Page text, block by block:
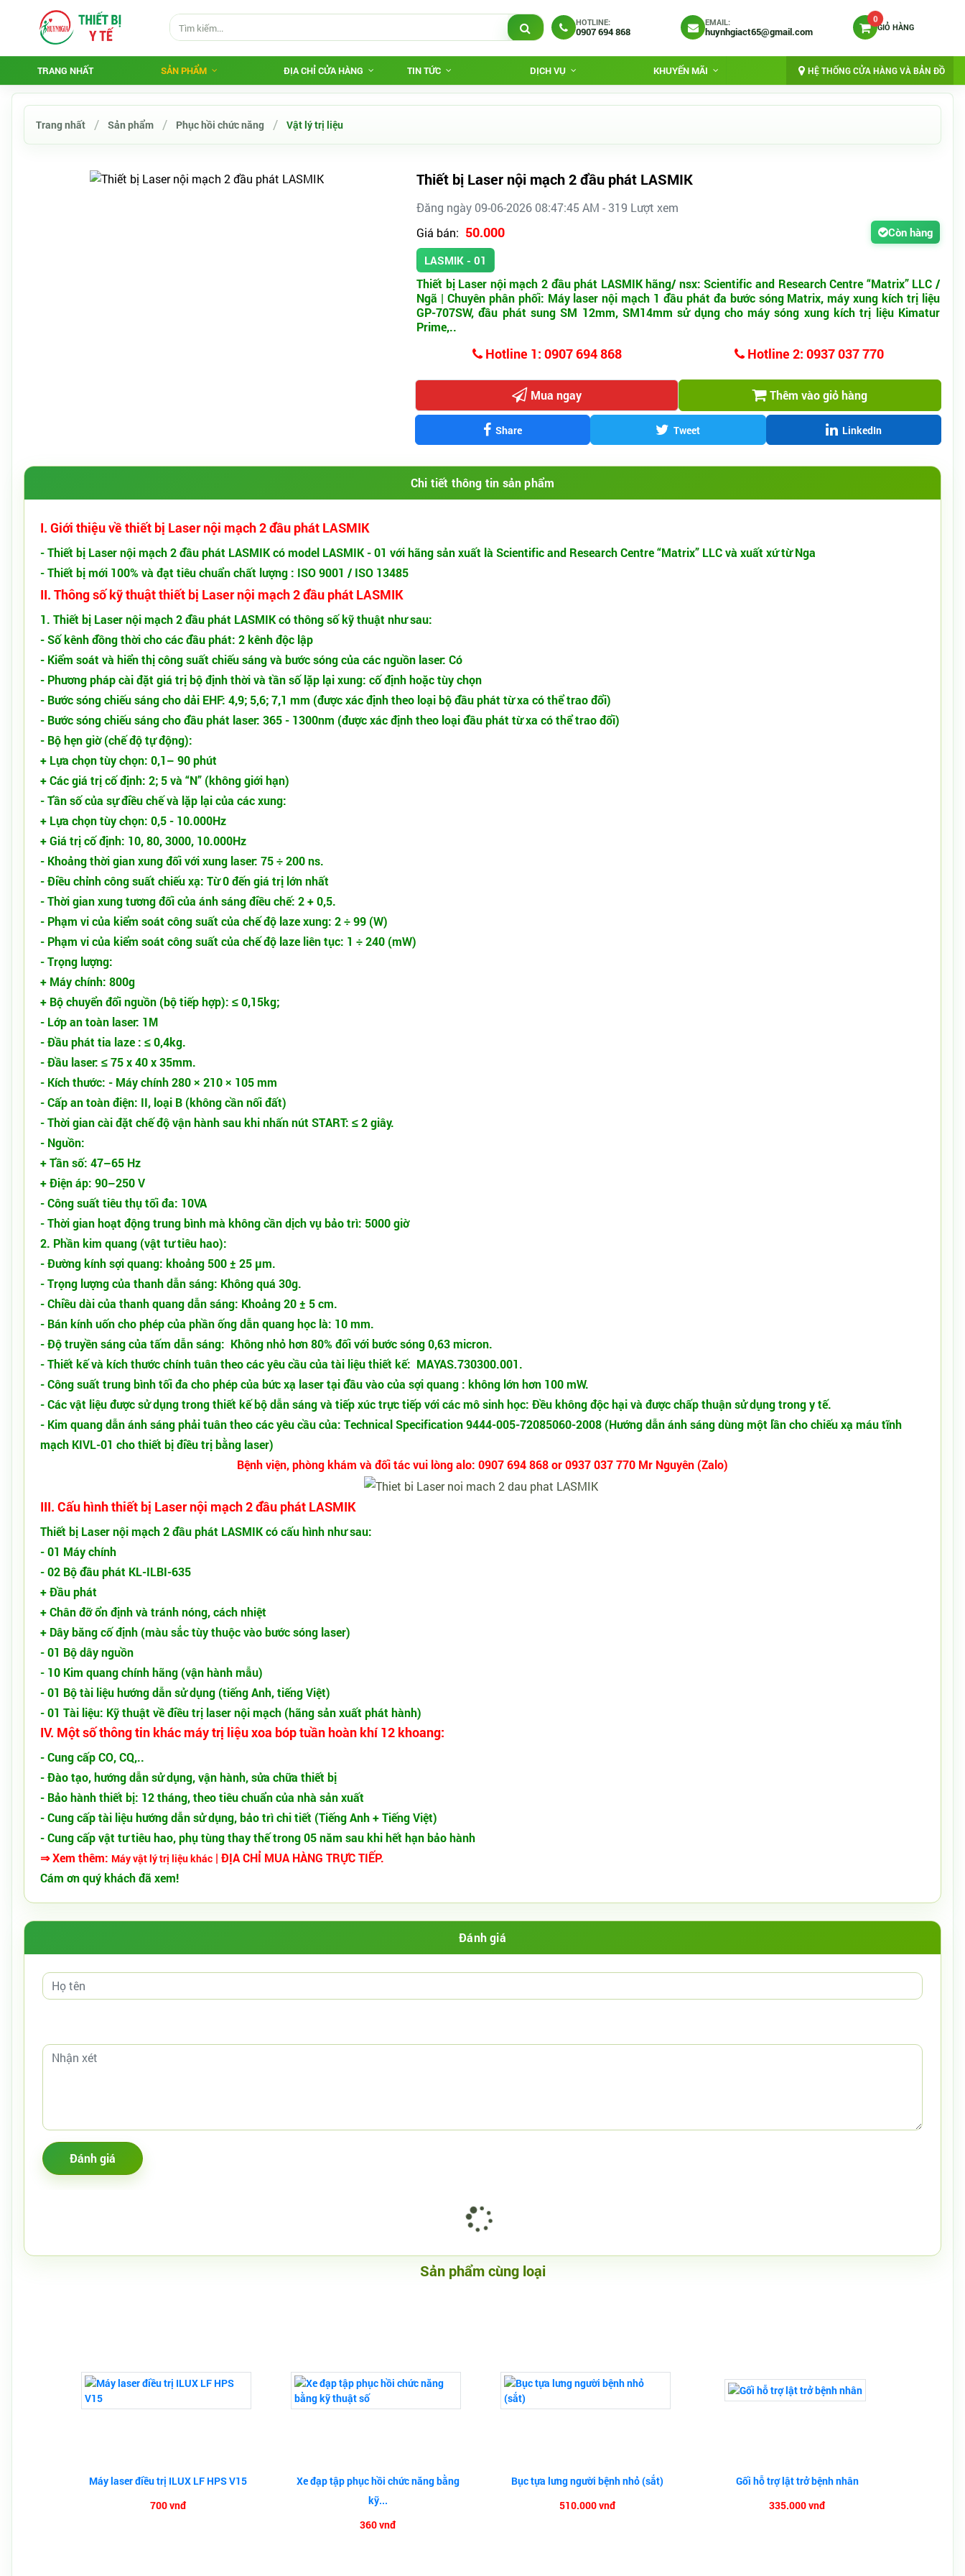
HOTLINE:
0907 694 868
EMAIL:
huynhgiact65@gmail.com
0
GIỎ HÀNG
TRANG NHẤT SẢN PHẨM ĐỊA CHỈ CỬA HÀNG TIN TỨC DỊCH VỤ KHUYẾN MÃI HỆ THỐNG CỬA HÀNG VÀ BẢN ĐỒ
Trang nhất Sản phẩm Phục hồi chức năng Vật lý trị liệu
Thiết bị Laser nội mạch 2 đầu phát LASMIK
Đăng ngày 09-06-2026 08:47:45 AM - 319 Lượt xem
Giá bán: 50.000
Còn hàng
LASMIK - 01
Thiết bị Laser nội mạch 2 đầu phát LASMIK hãng/ nsx: Scientific and Research Centre “Matrix” LLC /
Ngã | Chuyên phân phối: Máy laser nội mạch 1 đầu phát đa bước sóng Matrix, máy xung kích trị liệu
GP-707SW, đầu phát sung SM 12mm, SM14mm sử dụng cho máy sóng xung kích trị liệu Kimatur
Prime,..
Hotline 1: 0907 694 868 Hotline 2: 0937 037 770
Mua ngay Thêm vào giỏ hàng
Share Tweet LinkedIn
Chi tiết thông tin sản phẩm
I. Giới thiệu về thiết bị Laser nội mạch 2 đầu phát LASMIK
- Thiết bị Laser nội mạch 2 đầu phát LASMIK có model LASMIK - 01 với hãng sản xuất là Scientific and Research Centre “Matrix” LLC và xuất xứ từ Nga
- Thiết bị mới 100% và đạt tiêu chuẩn chất lượng : ISO 9001 / ISO 13485
II. Thông số kỹ thuật thiết bị Laser nội mạch 2 đầu phát LASMIK
1. Thiết bị Laser nội mạch 2 đầu phát LASMIK có thông số kỹ thuật như sau:
- Số kênh đồng thời cho các đầu phát: 2 kênh độc lập
- Kiểm soát và hiển thị công suất chiếu sáng và bước sóng của các nguồn laser: Có
- Phương pháp cài đặt giá trị bộ định thời và tần số lặp lại xung: cố định hoặc tùy chọn
- Bước sóng chiếu sáng cho dải EHF: 4,9; 5,6; 7,1 mm (được xác định theo loại bộ đầu phát từ xa có thể trao đổi)
- Bước sóng chiếu sáng cho đầu phát laser: 365 - 1300nm (được xác định theo loại đầu phát từ xa có thể trao đổi)
- Bộ hẹn giờ (chế độ tự động):
+ Lựa chọn tùy chọn: 0,1– 90 phút
+ Các giá trị cố định: 2; 5 và “N” (không giới hạn)
- Tần số của sự điều chế và lặp lại của các xung:
+ Lựa chọn tùy chọn: 0,5 - 10.000Hz
+ Giá trị cố định: 10, 80, 3000, 10.000Hz
- Khoảng thời gian xung đối với xung laser: 75 ÷ 200 ns.
- Điều chỉnh công suất chiếu xạ: Từ 0 đến giá trị lớn nhất
- Thời gian xung tương đối của ánh sáng điều chế: 2 + 0,5.
- Phạm vi của kiểm soát công suất của chế độ laze xung: 2 ÷ 99 (W)
- Phạm vi của kiểm soát công suất của chế độ laze liên tục: 1 ÷ 240 (mW)
- Trọng lượng:
+ Máy chính: 800g
+ Bộ chuyển đổi nguồn (bộ tiếp hợp): ≤ 0,15kg;
- Lớp an toàn laser: 1М
- Đầu phát tia laze : ≤ 0,4kg.
- Đầu laser: ≤ 75 x 40 x 35mm.
- Kích thước: - Máy chính 280 × 210 × 105 mm
- Cấp an toàn điện: II, loại B (không cần nối đất)
- Thời gian cài đặt chế độ vận hành sau khi nhấn nút START: ≤ 2 giây.
- Nguồn:
+ Tần số: 47–65 Hz
+ Điện áp: 90–250 V
- Công suất tiêu thụ tối đa: 10VA
- Thời gian hoạt động trung bình mà không cần dịch vụ bảo trì: 5000 giờ
2. Phần kim quang (vật tư tiêu hao):
- Đường kính sợi quang: khoảng 500 ± 25 µm.
- Trọng lượng của thanh dẫn sáng: Không quá 30g.
- Chiều dài của thanh quang dẫn sáng: Khoảng 20 ± 5 cm.
- Bán kính uốn cho phép của phần ống dẫn quang học là: 10 mm.
- Độ truyền sáng của tấm dẫn sáng: Không nhỏ hơn 80% đối với bước sóng 0,63 micron.
- Thiết kế và kích thước chính tuân theo các yêu cầu của tài liệu thiết kế: MAYAS.730300.001.
- Công suất trung bình tối đa cho phép của bức xạ laser tại đầu vào của sợi quang : không lớn hơn 100 mW.
- Các vật liệu được sử dụng trong thiết kế bộ dẫn sáng và tiếp xúc trực tiếp với các mô sinh học: Đều không độc hại và được chấp thuận sử dụng trong y tế.
- Kim quang dẫn ánh sáng phải tuân theo các yêu cầu của: Technical Specification 9444-005-72085060-2008 (Hướng dẫn ánh sáng dùng một lần cho chiếu xạ máu tĩnh
mạch KIVL-01 cho thiết bị điều trị bằng laser)
Bệnh viện, phòng khám và đối tác vui lòng alo: 0907 694 868 or 0937 037 770 Mr Nguyên (Zalo)
III. Cấu hình thiết bị Laser nội mạch 2 đầu phát LASMIK
Thiết bị Laser nội mạch 2 đầu phát LASMIK có cấu hình như sau:
- 01 Máy chính
- 02 Bộ đầu phát KL-ILBI-635
+ Đầu phát
+ Chân đỡ ổn định và tránh nóng, cách nhiệt
+ Dây băng cố định (màu sắc tùy thuộc vào bước sóng laser)
- 01 Bộ dây nguồn
- 10 Kim quang chính hãng (vận hành mẫu)
- 01 Bộ tài liệu hướng dẫn sử dụng (tiếng Anh, tiếng Việt)
- 01 Tài liệu: Kỹ thuật về điều trị laser nội mạch (hãng sản xuất phát hành)
IV. Một số thông tin khác máy trị liệu xoa bóp tuần hoàn khí 12 khoang:
- Cung cấp CO, CQ,..
- Đào tạo, hướng dẫn sử dụng, vận hành, sửa chữa thiết bị
- Bảo hành thiết bị: 12 tháng, theo tiêu chuẩn của nhà sản xuất
- Cung cấp tài liệu hướng dẫn sử dụng, bảo trì chi tiết (Tiếng Anh + Tiếng Việt)
- Cung cấp vật tư tiêu hao, phụ tùng thay thế trong 05 năm sau khi hết hạn bảo hành
⇒ Xem thêm: Máyvật lý trị liệukhác | ĐỊA CHỈ MUA HÀNG TRỰC TIẾP.
Cám ơn quý khách đã xem!
Đánh giá
Sản phẩm cùng loại
Máy laser điều trị ILUX LF HPS V15
700 vnđ
Xe đạp tập phục hồi chức năng bằng
kỹ...
360 vnđ
Bục tựa lưng người bệnh nhỏ (sắt)
510.000 vnđ
Gối hỗ trợ lật trở bệnh nhân
335.000 vnđ